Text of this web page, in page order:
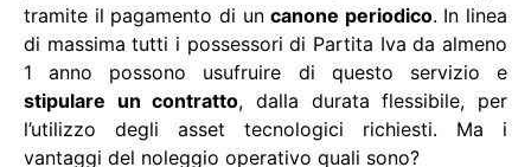
tramite il pagamento di uncanone periodico. In linea
di massima tutti i possessori di Partita Iva da almeno
1 anno possono usufruire di questo servizio e
stipulare un contratto, dalla durata flessibile, per
l’utilizzo degli asset tecnologici richiesti. Ma i
vantaggi del noleggio operativo quali sono?